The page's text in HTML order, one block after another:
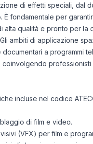
di effetti speciali, dal
È fondamentale per
alta qualità e pronto per la
ambiti di applicazione
a programmi
coinvolgendo
incluse nel codice
di film e video.
(VFX) per film e